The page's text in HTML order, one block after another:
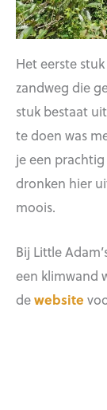
Het eerste
zandweg die
stuk bestaat
te doen was
je een
dronken hier
moois.
Bij Little
een klimwand
dewebsite